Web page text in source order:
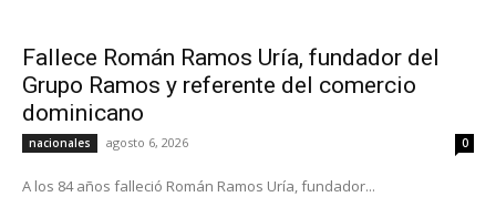
Fallece Román Ramos Uría, fundador del
Grupo Ramos y referente del comercio
dominicano
nacionales agosto 6, 2026 0
A los 84 años falleció Román Ramos Uría, fundador...